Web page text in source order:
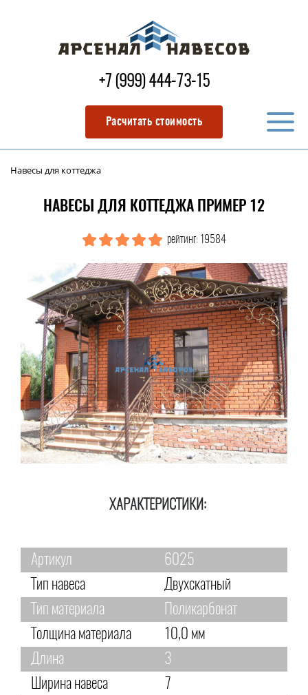
+7 (999) 444-73-15
Расчитать стоимость
Навесы для коттеджа
НАВЕСЫ ДЛЯ КОТТЕДЖА ПРИМЕР 12
рейтинг: 19584
ХАРАКТЕРИСТИКИ:
Артикул
6025
Тип навеса
Двухскатный
Тип материала
Поликарбонат
Толщина материала
10,0 мм
Длина
3
Ширина навеса
7